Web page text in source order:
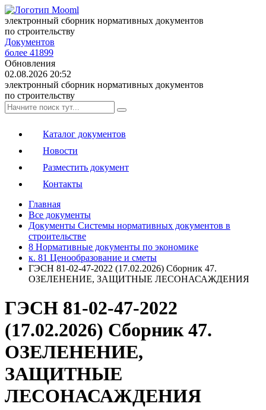
электронный сборник нормативных документов
по строительству
Документов
более 41899
Обновления
02.08.2026 20:52
электронный сборник нормативных документов
по строительству
Каталог документов
Новости
Разместить документ
Контакты
Главная
Все документы
Документы Системы нормативных документов в
строительстве
8 Нормативные документы по экономике
к. 81 Ценообразование и сметы
ГЭСН 81-02-47-2022 (17.02.2026) Сборник 47.
ОЗЕЛЕНЕНИЕ, ЗАЩИТНЫЕ ЛЕСОНАСАЖДЕНИЯ
ГЭСН 81-02-47-2022
(17.02.2026) Сборник 47.
ОЗЕЛЕНЕНИЕ,
ЗАЩИТНЫЕ
ЛЕСОНАСАЖДЕНИЯ